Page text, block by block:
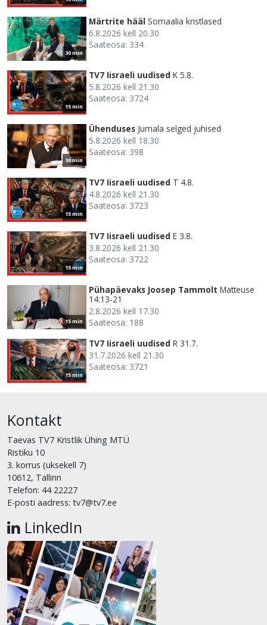
30 min
Märtrite hääl Somaalia kristlased
6.8.2026 kell 20.30
Saateosa: 334
15 min
TV7 Iisraeli uudised K 5.8.
5.8.2026 kell 21.30
Saateosa: 3724
30 min
Ühenduses Jumala selged juhised
5.8.2026 kell 18.30
Saateosa: 398
15 min
TV7 Iisraeli uudised T 4.8.
4.8.2026 kell 21.30
Saateosa: 3723
15 min
TV7 Iisraeli uudised E 3.8.
3.8.2026 kell 21.30
Saateosa: 3722
15 min
Pühapäevaks Joosep Tammolt Matteuse
14:13-21
2.8.2026 kell 17.30
Saateosa: 188
15 min
TV7 Iisraeli uudised R 31.7.
31.7.2026 kell 21.30
Saateosa: 3721
Kontakt
Taevas TV7 Kristlik Ühing MTÜ
Ristiku 10
3. korrus (uksekell 7)
10612, Tallinn
Telefon: 44 22227
E-posti aadress: tv7@tv7.ee
LinkedIn